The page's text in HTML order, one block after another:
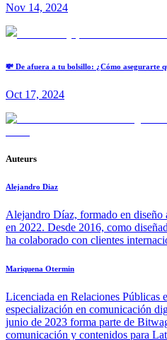
Nov 14, 2024
💸 De afuera a tu bolsillo: ¿Cómo asegurarte
Oct 17, 2024
Auteurs
Alejandro Diaz
Alejandro Díaz, formado en
en 2022. Desde 2016, como
ha colaborado con clientes
Mariquena Otermin
Licenciada en Relaciones Públicas
especialización en comunicación
junio de 2023 forma parte de
comunicación y contenidos para